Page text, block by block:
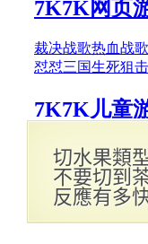
切水果類
不要切到
反應有多